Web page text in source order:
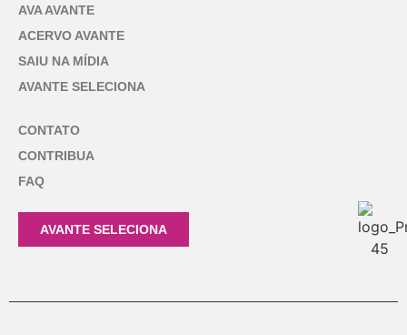
AVA AVANTE
ACERVO AVANTE
SAIU NA MÍDIA
AVANTE SELECIONA
CONTATO
CONTRIBUA
FAQ
AVANTE SELECIONA